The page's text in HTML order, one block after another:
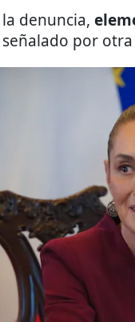
denuncia,
por